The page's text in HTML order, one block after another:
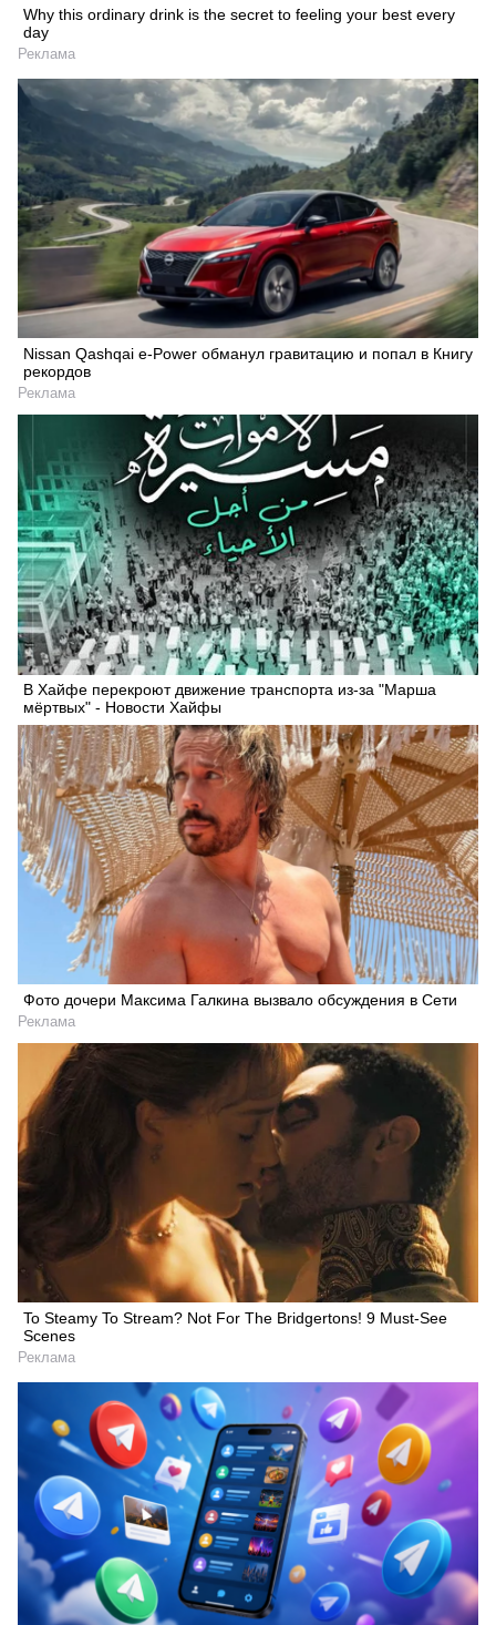
Why this ordinary drink is the secret to feeling your best every
day
Реклама
Nissan Qashqai e-Power обманул гравитацию и попал в Книгу
рекордов
Реклама
В Хайфе перекроют движение транспорта из-за "Марша
мёртвых" - Новости Хайфы
Фото дочери Максима Галкина вызвало обсуждения в Сети
Реклама
To Steamy To Stream? Not For The Bridgertons! 9 Must-See
Scenes
Реклама